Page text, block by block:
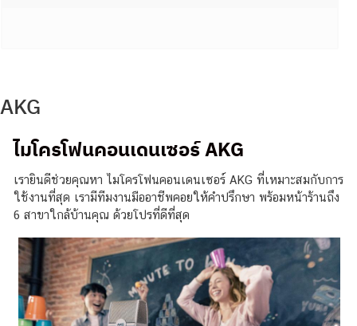
AKG
ไมโครโฟนคอนเดนเซอร์AKG
เรายินดีช่วยคุณหา ไมโครโฟนคอนเดนเซอร์ AKG ที่เหมาะสมกับการ
ใช้งานที่สุด เรามีทีมงานมืออาชีพคอยให้คำปรึกษา พร้อมหน้าร้านถึง
6 สาขาใกล้บ้านคุณ ด้วยโปรที่ดีที่สุด